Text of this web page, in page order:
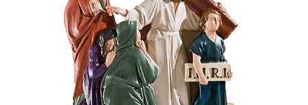
Moje konto